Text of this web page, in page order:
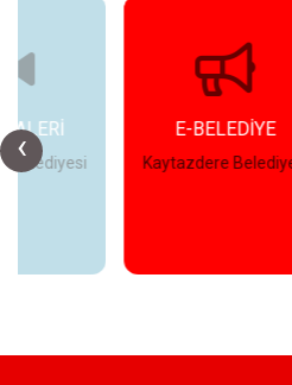
‹ E-BELEDİYE
Kaytazdere Belediyesi